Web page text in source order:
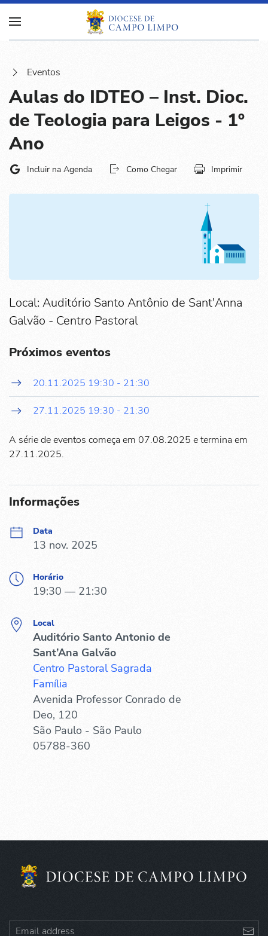
Eventos
Aulas do IDTEO – Inst. Dioc.
de Teologia para Leigos - 1º
Ano
Incluir na Agenda Como Chegar Imprimir
Local: Auditório Santo Antônio de Sant'Anna
Galvão - Centro Pastoral
Próximos eventos
20.11.2025 19:30 - 21:30
27.11.2025 19:30 - 21:30
A série de eventos começa em 07.08.2025 e termina em
27.11.2025.
Informações
Data
13 nov. 2025
Horário
19:30 — 21:30
Local
Auditório Santo Antonio de
Sant’Ana Galvão
Centro Pastoral Sagrada
Família
Avenida Professor Conrado de
Deo, 120
São Paulo - São Paulo
05788-360